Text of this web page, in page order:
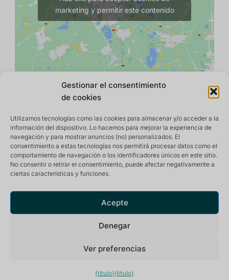
Gestionar el consentimiento
de cookies
Utilizamos tecnologías como las cookies para almacenar y/o acceder a la
información del dispositivo. Lo hacemos para mejorar la experiencia de
navegación y para mostrar anuncios (no) personalizados. El
consentimiento a estas tecnologías nos permitirá procesar datos como el
comportamiento de navegación o los identificadores únicos en este sitio.
No consentir o retirar el consentimiento, puede afectar negativamente a
ciertas características y funciones.
Acepte
Denegar
Ver preferencias
{título}{título}
marketing y permitir este contenido
tranquilo e inspirador para una vida óptima.
2026 El Jardín de Nâm ~ Centro de retiro y meditación